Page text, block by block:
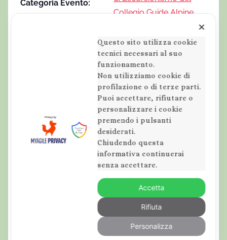
Categoria Evento:
cammino dei briganti,
escursioni in abruzzo,
lago della
duchessa
montagne
selvagge
trekking in
www.montagneselva
Collegio Guide Alpine
Numero di telefono
3382717448
Email
info@montagneselva
gge.com
Visualizza il sito
dell'Organizzatore
Sul Sentiero degli Dei:
✕
Questo sito utilizza cookie
tecnici necessari al suo
funzionamento.
Non utilizziamo cookie di
profilazione o di terze parti.
Puoi accettare, rifiutare o
personalizzare i cookie
premendo i pulsanti
desiderati.
Chiudendo questa
informativa continuerai
senza accettare.
Accetta
Rifiuta
Personalizza